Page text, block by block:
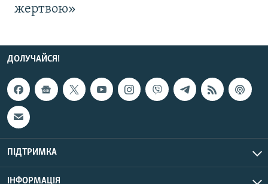
жертвою»
ДОЛУЧАЙСЯ!
ПІДТРИМКА
ІНФОРМАЦІЯ